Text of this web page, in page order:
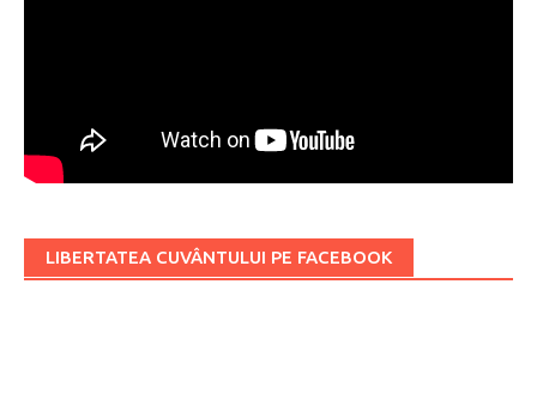
LIBERTATEA CUVÂNTULUI PE FACEBOOK